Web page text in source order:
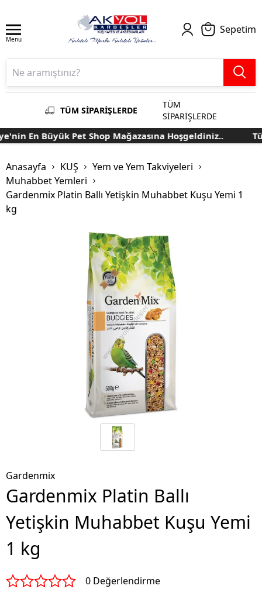
Menu
Sepetim
TÜM SİPARİŞLERDE
TÜM
SİPARİŞLERDE
En Büyük Pet Shop Mağazasına Hoşgeldiniz..
Anasayfa KUŞ
Yem ve Yem Takviyeleri
Muhabbet Yemleri
Gardenmix Platin Ballı Yetişkin Muhabbet Kuşu Yemi 1
kg
Gardenmix
Gardenmix Platin Ballı
Yetişkin Muhabbet Kuşu Yemi
1 kg
0 Değerlendirme